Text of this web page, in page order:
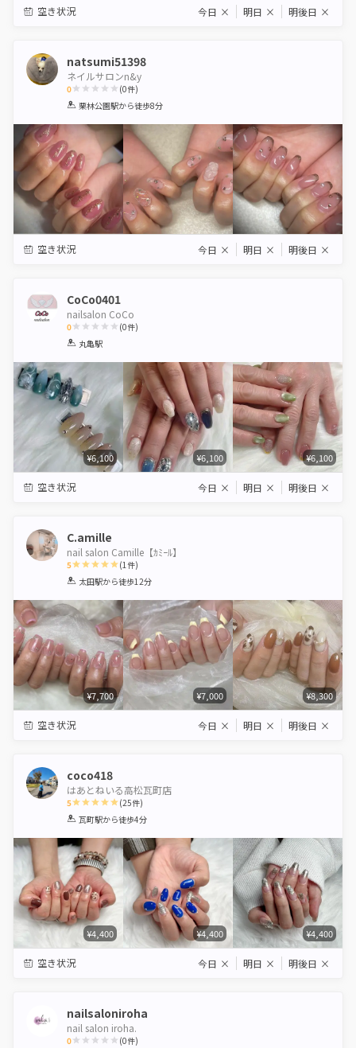
空き状況 今日 × 明日 × 明後日 ×
natsumi51398
ネイルサロンn&y
0
1 2 3 4 5
(0件)
栗林公園駅から徒歩8分
空き状況 今日 × 明日 × 明後日 ×
CoCo0401
nailsalon CoCo
0
1 2 3 4
(0件)
丸亀駅
¥6,100 ¥6,100 ¥6,100
空き状況 今日 × 明日 × 明後日 ×
C.amille
nail salon Camille【ｶﾐｰﾙ】
5
1 2 3 4 5
(1件)
太田駅から徒歩12分
¥7,700 ¥7,000 ¥8,300
空き状況 今日 × 明日 × 明後日 ×
coco418
はあとねいる高松瓦町店
5
1 2 3 4 5
(25件)
瓦町駅から徒歩4分
¥4,400 ¥4,400 ¥4,400
空き状況 今日 × 明日 × 明後日 ×
nailsaloniroha
nail salon iroha.
0 (0件)